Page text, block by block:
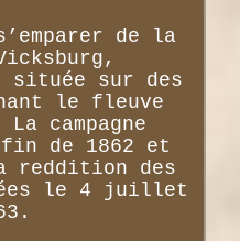
de la
située sur des
le fleuve
campagne
fin de 1862 et
reddition des
le 4 juillet